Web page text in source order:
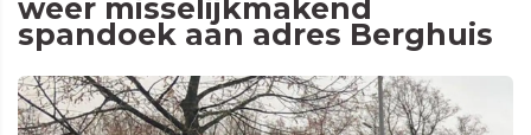
weer misselijkmakend
spandoek aan adres Berghuis